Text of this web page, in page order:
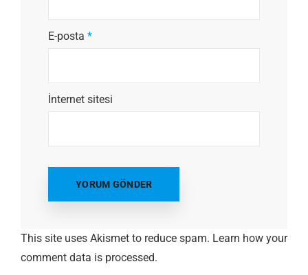
E-posta *
İnternet sitesi
This site uses Akismet to reduce spam. Learn how your
comment data is processed.